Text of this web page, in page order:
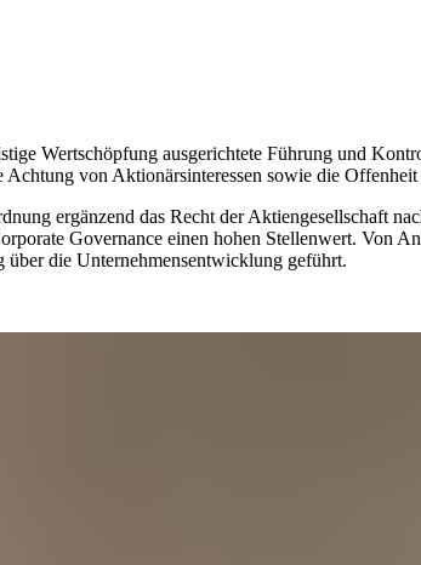
Wertschöpfung ausgerichtete Führung und
von Aktionärsinteressen sowie die
ergänzend das Recht der Aktiengesellschaft
Governance einen hohen Stellenwert. Von
über die Unternehmensentwicklung geführt.